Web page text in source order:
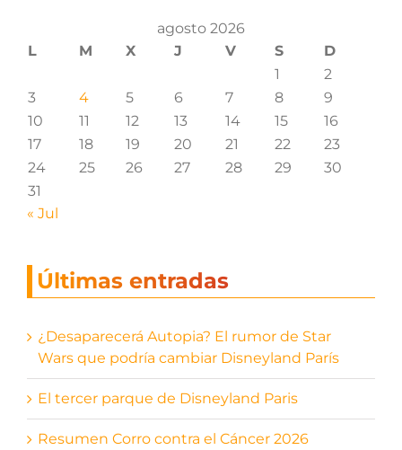
agosto 2026
L
M X J V S
D
1
2
3
4 5 6 7 8
9
10
11 12 13 14 15
16
17
18 19 20 21 22
23
24
25 26 27 28 29
30
31
« Jul
Últimas entradas
¿Desaparecerá Autopia? El rumor de Star
Wars que podría cambiar Disneyland París
El tercer parque de Disneyland Paris
Resumen Corro contra el Cáncer 2026